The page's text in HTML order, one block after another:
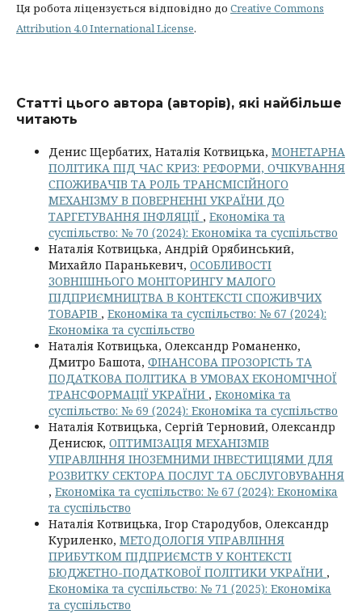
Ця робота ліцензується відповідно до Creative Commons
Attribution 4.0 International License.
Статті цього автора (авторів), які найбільше
читають
Денис Щербатих, Наталія Котвицька, МОНЕТАРНА
ПОЛІТИКА ПІД ЧАС КРИЗ: РЕФОРМИ, ОЧІКУВАННЯ
СПОЖИВАЧІВ ТА РОЛЬ ТРАНСМІСІЙНОГО
МЕХАНІЗМУ В ПОВЕРНЕННІ УКРАЇНИ ДО
ТАРГЕТУВАННЯ ІНФЛЯЦІЇ , Економіка та
суспільство: № 70 (2024): Економіка та суспільство
Наталія Котвицька, Андрій Орябинський,
Михайло Паранькевич, ОСОБЛИВОСТІ
ЗОВНІШНЬОГО МОНІТОРИНГУ МАЛОГО
ПІДПРИЄМНИЦТВА В КОНТЕКСТІ СПОЖИВЧИХ
ТОВАРІВ , Економіка та суспільство: № 67 (2024):
Економіка та суспільство
Наталія Котвицька, Олександр Романенко,
Дмитро Башота, ФІНАНСОВА ПРОЗОРІСТЬ ТА
ПОДАТКОВА ПОЛІТИКА В УМОВАХ ЕКОНОМІЧНОЇ
ТРАНСФОРМАЦІЇ УКРАЇНИ , Економіка та
суспільство: № 69 (2024): Економіка та суспільство
Наталія Котвицька, Сергій Терновий, Олександр
Денисюк, ОПТИМІЗАЦІЯ МЕХАНІЗМІВ
УПРАВЛІННЯ ІНОЗЕМНИМИ ІНВЕСТИЦІЯМИ ДЛЯ
РОЗВИТКУ СЕКТОРА ПОСЛУГ ТА ОБСЛУГОВУВАННЯ
, Економіка та суспільство: № 67 (2024): Економіка
та суспільство
Наталія Котвицька, Ігор Стародубов, Олександр
Куриленко, МЕТОДОЛОГІЯ УПРАВЛІННЯ
ПРИБУТКОМ ПІДПРИЄМСТВ У КОНТЕКСТІ
БЮДЖЕТНО-ПОДАТКОВОЇ ПОЛІТИКИ УКРАЇНИ ,
Економіка та суспільство: № 71 (2025): Економіка
та суспільство